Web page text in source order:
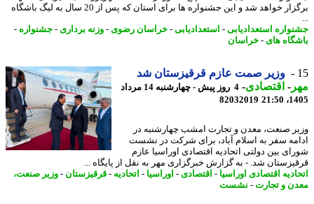
برگزار خواهد شد و این جشنواره ها برای استان که پس از 20 سال به لیگ باشگاه
استعدادیابی-استعدادیابی-خراسان رضوی-وزنه برداری- جشنواره-
های -خراسان
وزیر صمت عازم قرقیزستان شد
-اقتصادی-
4 روز پیش - چهارشنبه 14 مرداد
82032019
صنعت، معدن و تجارت امشب چهارشنبه در
سفر به اسلام آباد، برای شرکت در نشست
بین دولتی اتحادیه اقتصادی اوراسیا عازم
شد. - به گزارش خبرگزاری مهر به نقل از پایگاه ...
اقتصادی اوراسیا -اقتصادی-اوراسیا -اتحادیه-قرقیزستان-وزیر صنعت،
و تجارت- نشست